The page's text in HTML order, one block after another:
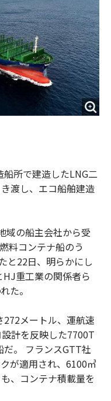
所で建造したLNG二
渡し、エコ船舶建造
域の船主会社から受
料コンテナ船のう
と22日、明らかにし
重工業の関係者ら
た。
メートル、運航速
計を反映した7700T
だ。 フランスGTT社
が適用され、6100㎥
、コンテナ積載量を